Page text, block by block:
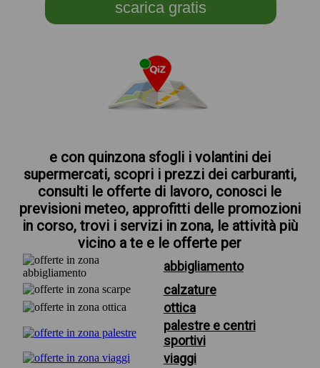
scarica gratis
e con quinzona sfogli i volantini dei
supermercati, scopri i prezzi dei carburanti,
consulti le offerte di lavoro, conosci le
previsioni meteo, approfitti delle promozioni
in corso, trovi i servizi in zona, le attività più
vicino a te e le offerte per
abbigliamento
calzature
ottica
palestre e centri
sportivi
viaggi